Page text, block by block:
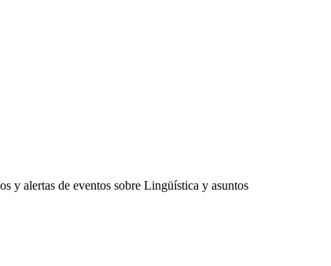
y alertas de eventos sobre Lingüística y asuntos